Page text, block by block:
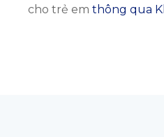
cho trẻ em thông qua